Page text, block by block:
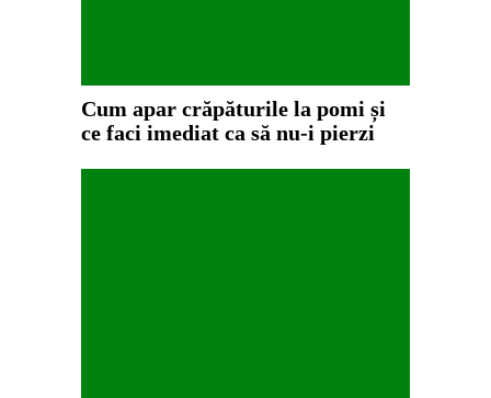
Cum apar crăpăturile la pomi și
ce faci imediat ca să nu-i pierzi